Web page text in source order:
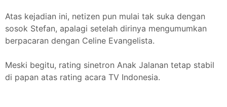
Atas kejadian ini, netizen pun mulai tak suka dengan
sosok Stefan, apalagi setelah dirinya mengumumkan
berpacaran dengan Celine Evangelista.
Meski begitu, rating sinetron Anak Jalanan tetap stabil
di papan atas rating acara TV Indonesia.